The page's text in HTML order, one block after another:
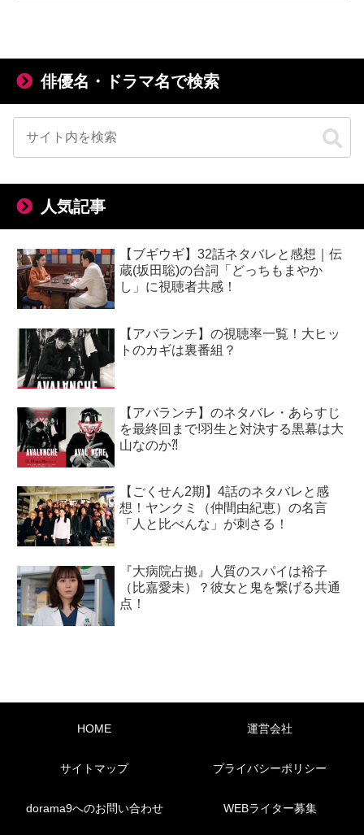
俳優名・ドラマ名で検索
人気記事
【ブギウギ】32話ネタバレと感想｜伝
蔵(坂田聡)の台詞「どっちもまやか
し」に視聴者共感！
【アバランチ】の視聴率一覧！大ヒッ
トのカギは裏番組？
【アバランチ】のネタバレ・あらすじ
を最終回まで!羽生と対決する黒幕は大
山なのか⁈
【ごくせん2期】4話のネタバレと感
想！ヤンクミ（仲間由紀恵）の名言
「人と比べんな」が刺さる！
『大病院占拠』人質のスパイは裕子
（比嘉愛未）？彼女と鬼を繋げる共通
点！
HOME 運営会社
サイトマップ プライバシーポリシー
dorama9へのお問い合わせ WEBライター募集